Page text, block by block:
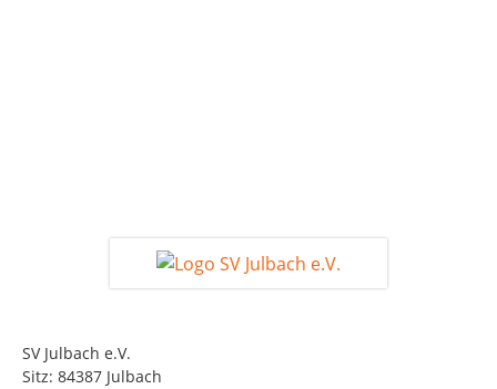
SV Julbach e.V.
Sitz: 84387 Julbach